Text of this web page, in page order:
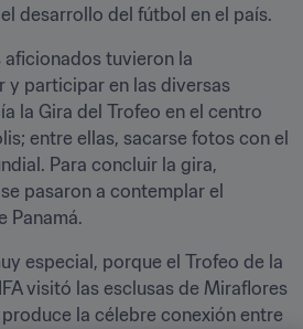
desarrollo del fútbol en el país.
aficionados tuvieron la
participar en las diversas
la Gira del Trofeo en el centro
entre ellas, sacarse fotos con el
Para concluir la gira,
pasaron a contemplar el
Panamá.
especial, porque el Trofeo de la
visitó las esclusas de Miraflores
la célebre conexión entre